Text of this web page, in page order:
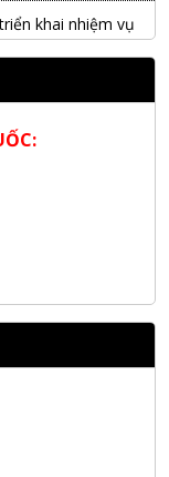
khai nhiệm vụ
kỷ niệm 15 năm
Vận Tải Minh
VỮNG BƯỚC
– ĐỒNG HÀNH